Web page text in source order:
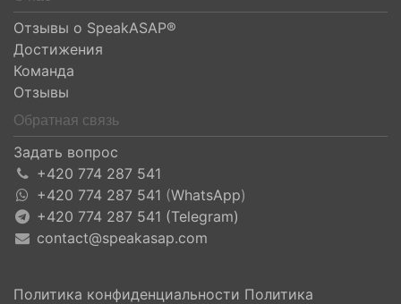
Отзывы о SpeakASAP®
Достижения
Команда
Отзывы
Обратная связь
Задать вопрос
+420 774 287 541
+420 774 287 541 (WhatsApp)
+420 774 287 541 (Telegram)
contact@speakasap.com
Политика конфиденциальности Политика